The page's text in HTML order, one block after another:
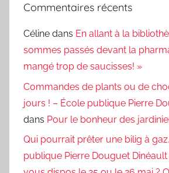
Commentaires récents
Céline dans En allant à la
sommes passés devant la
mangé trop de saucisses! »
Commandes de plants ou de
jours ! – École publique Pierre
dans Pour le bonheur des
Qui pourrait prêter une bilig à
publique Pierre Douguet Dinéault